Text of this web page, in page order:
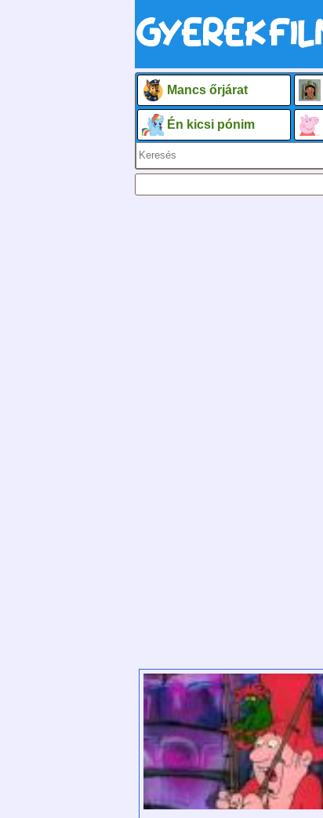
Mancs őrjárat
Én kicsi pónim